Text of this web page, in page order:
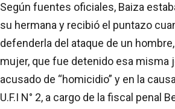
Según fuentes oficiales, Baiza
su hermana y recibió el puntazo
defenderla del ataque de un
mujer, que fue detenido esa misma
acusado de “homicidio” y en la
U.F.I N° 2, a cargo de la fiscal penal